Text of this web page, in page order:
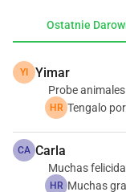
Ostatnie
YI Yimar
Probe
HR Tengalo
CA Carla
Muchas
HR Muchas